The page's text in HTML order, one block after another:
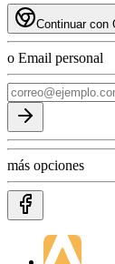
Continuar con
o Email personal
más opciones